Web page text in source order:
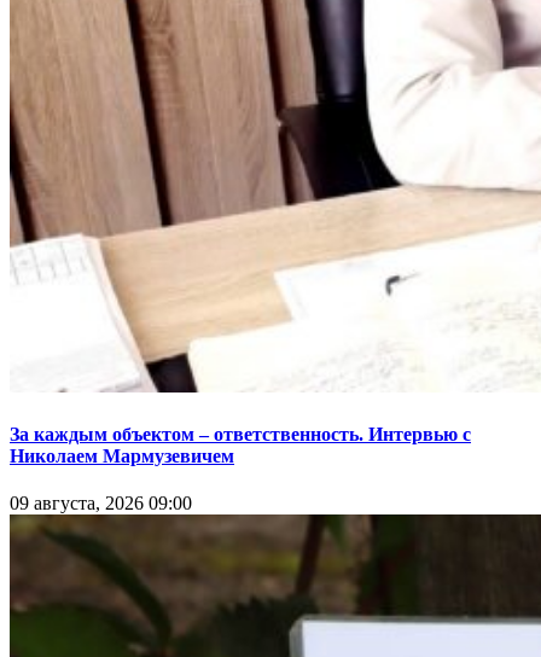
За каждым объектом – ответственность. Интервью с
Николаем Мармузевичем
09 августа, 2026 09:00